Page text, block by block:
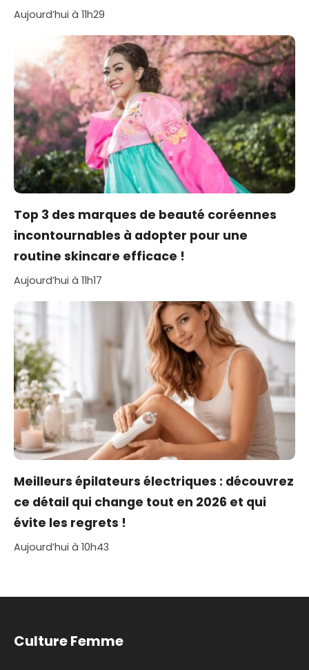
Aujourd’hui à 11h29
Top 3 des marques de beauté coréennes
incontournables à adopter pour une
routine skincare efficace !
Aujourd’hui à 11h17
Meilleurs épilateurs électriques : découvrez
ce détail qui change tout en 2026 et qui
évite les regrets !
Aujourd’hui à 10h43
Culture Femme